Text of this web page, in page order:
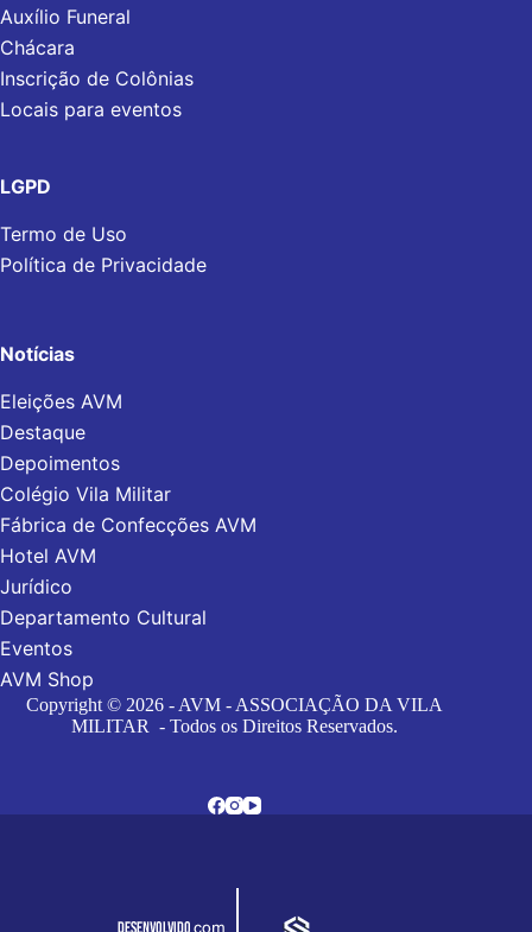
Auxílio Funeral
Chácara
Inscrição de Colônias
Locais para eventos
LGPD
Termo de Uso
Política de Privacidade
Notícias
Eleições AVM
Destaque
Depoimentos
Colégio Vila Militar
Fábrica de Confecções AVM
Hotel AVM
Jurídico
Departamento Cultural
Eventos
AVM Shop
Copyright © 2026 - AVM - ASSOCIAÇÃO DA VILA
MILITAR - Todos os Direitos Reservados.